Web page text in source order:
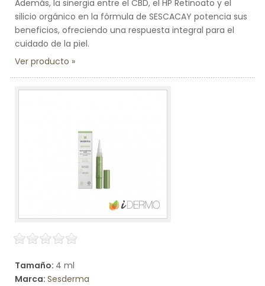
Además, la sinergia entre el CBD, el HP Retinoato y el
silicio orgánico en la fórmula de SESCACAY potencia sus
beneficios, ofreciendo una respuesta integral para el
cuidado de la piel.
Ver producto
Tamaño: 4 ml
Marca: Sesderma